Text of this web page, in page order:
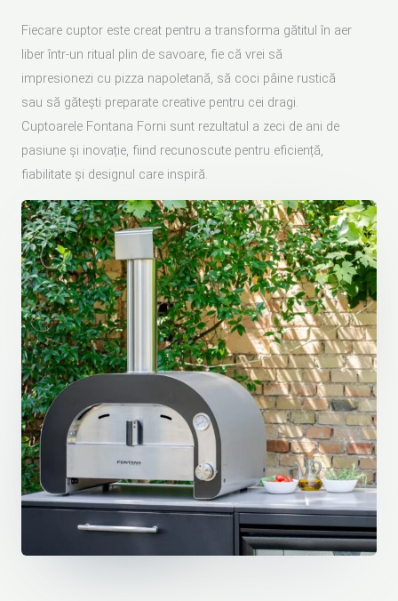
Fiecare cuptor este creat pentru a transforma gătitul în aer
liber într-un ritual plin de savoare, fie că vrei să
impresionezi cu pizza napoletană, să coci pâine rustică
sau să gătești preparate creative pentru cei dragi.
Cuptoarele Fontana Forni sunt rezultatul a zeci de ani de
pasiune și inovație, fiind recunoscute pentru eficiență,
fiabilitate și designul care inspiră.